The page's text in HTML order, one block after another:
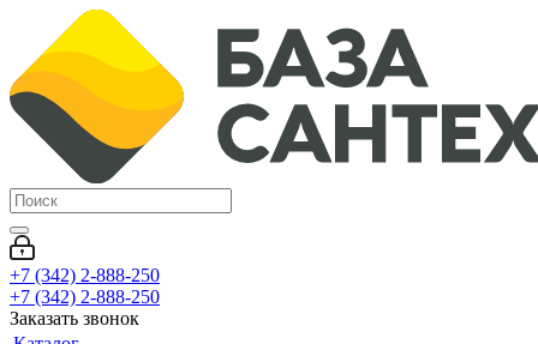
+7 (342) 2-888-250
+7 (342) 2-888-250
Заказать звонок